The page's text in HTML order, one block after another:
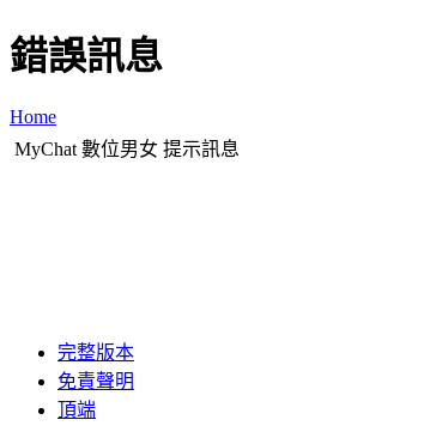
錯誤訊息
Home
MyChat 數位男女 提示訊息
完整版本
免責聲明
頂端